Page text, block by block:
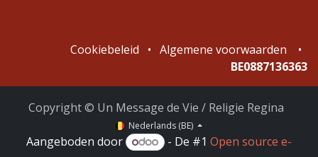
Cookiebeleid • Algemene voorwaarden
•
BE0887136363
Copyright © Un Message de Vie / Religie Regina
Nederlands (BE)
Aangeboden door - De #1 Open source e-